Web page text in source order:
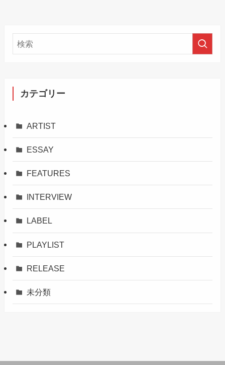
カテゴリー
ARTIST
ESSAY
FEATURES
INTERVIEW
LABEL
PLAYLIST
RELEASE
未分類